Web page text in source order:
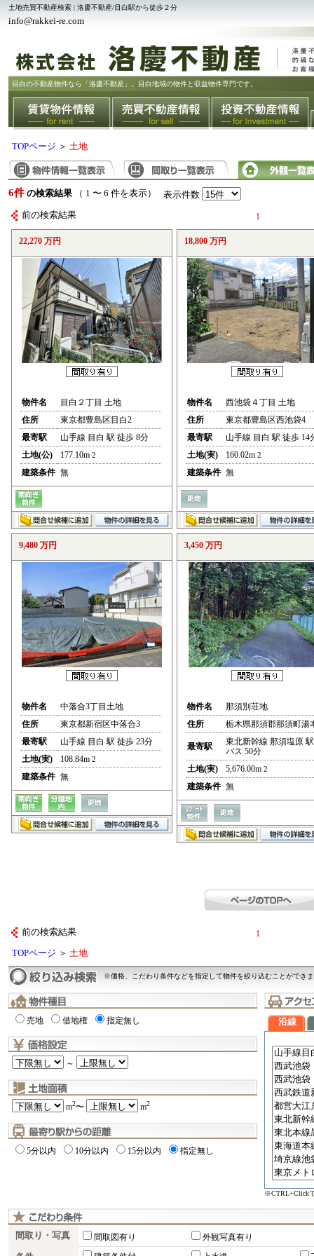
土地売買不動産検索 | 洛慶不動産/目白駅から徒歩２分
info@rakkei-re.com
目白の不動産物件なら「洛慶不動産」。目白地域の物件と収益物件専門です。
TOPページ ＞ 土地
6件 の検索結果 （ 1 〜 6 件を表示） 表示件数
前の検索結果 1
22,270 万円
物件名
目白２丁目 土地
住所
東京都豊島区目白2
最寄駅
山手線 目白 駅 徒歩 8分
土地(公)
177.10m 2
建築条件 無
18,800 万円
物件名
西池袋４丁目 土地
住所
東京都豊島区西池袋4
最寄駅
山手線 目白 駅 徒歩 14
土地(実)
160.02m 2
建築条件 無
9,480 万円
物件名
中落合3丁目土地
住所
東京都新宿区中落合3
最寄駅
山手線 目白 駅 徒歩 23分
土地(実)
108.84m 2
建築条件 無
3,450 万円
物件名
那須別荘地
住所
栃木県那須郡那須町湯
最寄駅
東北新幹線 那須塩原 駅
バス 50分
土地(実)
5,676.00m 2
建築条件 無
前の検索結果 1
TOPページ ＞ 土地
※価格、こだわり条件などを指定して物件を絞り込むことができ
売地 借地権 指定無し
～
m2〜 m2
5分以内 10分以内 15分以内 指定無し
沿線
※CTRL+Click
間取り・写真 間取図有り 外観写真有り